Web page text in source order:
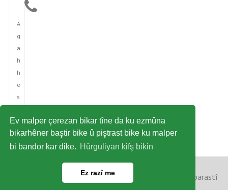
Ev malper çerezan bikar tîne da ku ezmûna
bikarhêner baştir bike û piştrast bike ku malper
bi bandor kar dike. Hûrguliyan kifş bikin
Ez razî me
A
g
a
h
h
e
s
n
î
Copyright © 2023 Ajansa Nûçeyan a Kurdi. Hemû maf parastî